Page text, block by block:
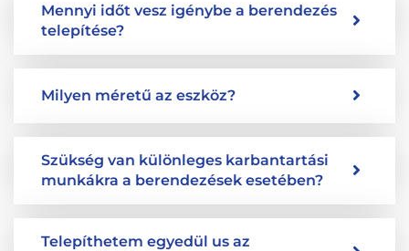
Mennyi időt vesz igénybe a berendezés
telepítése?
Milyen méretű az eszköz?
Szükség van különleges karbantartási
munkákra a berendezések esetében?
Telepíthetem egyedül us az